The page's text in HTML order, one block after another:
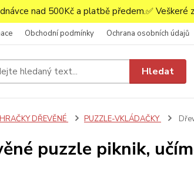
nad 500Kč a platbě předem.✅
Obchodní podmínky Ochrana osobních údajů
Hledat
HRAČKY DŘEVĚNÉ PUZZLE-VKLÁDAČKY
puzzle piknik,